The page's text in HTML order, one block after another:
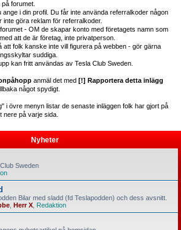
forumet.
i din profil. Du får inte använda referralkoder någon
göra reklam för referralkoder.
- OM de skapar konto med företagets namn som
att de är företag, inte privatperson.
att folk kanske inte vill figurera på webben - gör gärna
suddiga.
kan fritt användas av Tesla Club Sweden.
anmäl det med [!] Rapportera detta inlägg
något spydigt.
i övre menyn listar de senaste inläggen folk har gjort på
nere på varje sida.
Nyheter
Sweden
Bilar med sladd (fd Teslapodden) och dess avsnitt.
Herr X Redaktion